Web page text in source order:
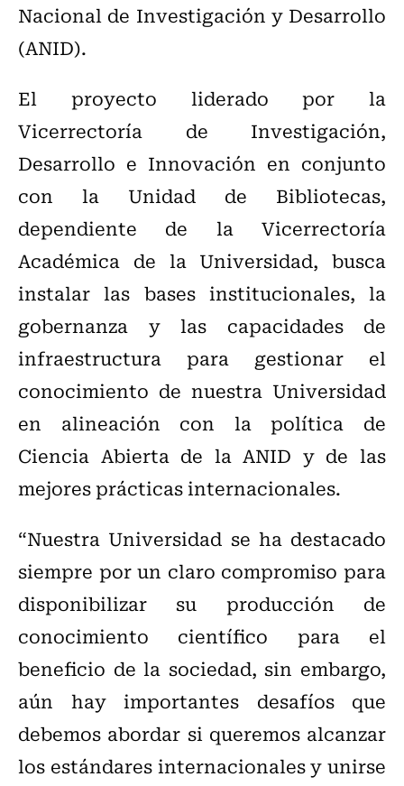
Nacional de Investigación y Desarrollo
(ANID).
El proyecto liderado por la
Vicerrectoría de Investigación,
Desarrollo e Innovación en conjunto
con la Unidad de Bibliotecas,
dependiente de la Vicerrectoría
Académica de la Universidad, busca
instalar las bases institucionales, la
gobernanza y las capacidades de
infraestructura para gestionar el
conocimiento de nuestra Universidad
en alineación con la política de
Ciencia Abierta de la ANID y de las
mejores prácticas internacionales.
“Nuestra Universidad se ha destacado
siempre por un claro compromiso para
disponibilizar su producción de
conocimiento científico para el
beneficio de la sociedad, sin embargo,
aún hay importantes desafíos que
debemos abordar si queremos alcanzar
los estándares internacionales y unirse